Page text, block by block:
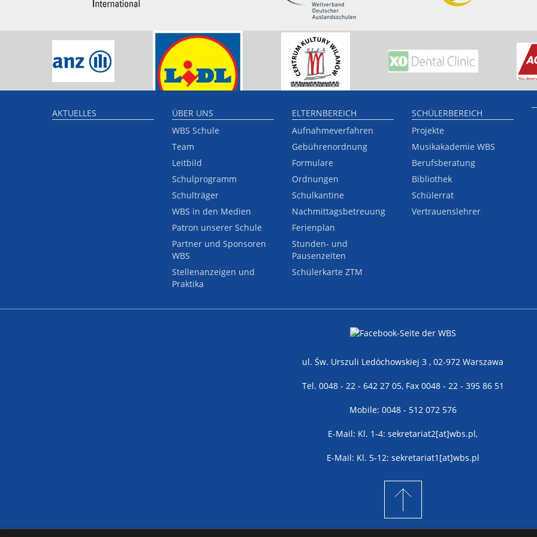
AKTUELLES
ÜBER UNS
WBS Schule
Team
Leitbild
Schulprogramm
Schulträger
WBS in den Medien
Patron unserer Schule
Partner und Sponsoren
WBS
Stellenanzeigen und
Praktika
ELTERNBEREICH
Aufnahmeverfahren
Gebührenordnung
Formulare
Ordnungen
Schulkantine
Nachmittagsbetreuung
Ferienplan
Stunden- und
Pausenzeiten
Schülerkarte ZTM
SCHÜLERBEREICH
Projekte
Musikakademie WBS
Berufsberatung
Bibliothek
Schülerrat
Vertrauenslehrer
ul. Św. Urszuli Ledóchowskiej 3 , 02-972 Warszawa
Tel. 0048 - 22 - 642 27 05, Fax 0048 - 22 - 395 86 51
Mobile: 0048 - 512 072 576
E-Mail: Kl. 1-4: sekretariat2[at]wbs.pl,
E-Mail: Kl. 5-12: sekretariat1[at]wbs.pl